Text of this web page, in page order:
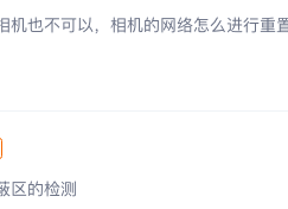
机也不可以，相机的网络怎么进行重
区的检测